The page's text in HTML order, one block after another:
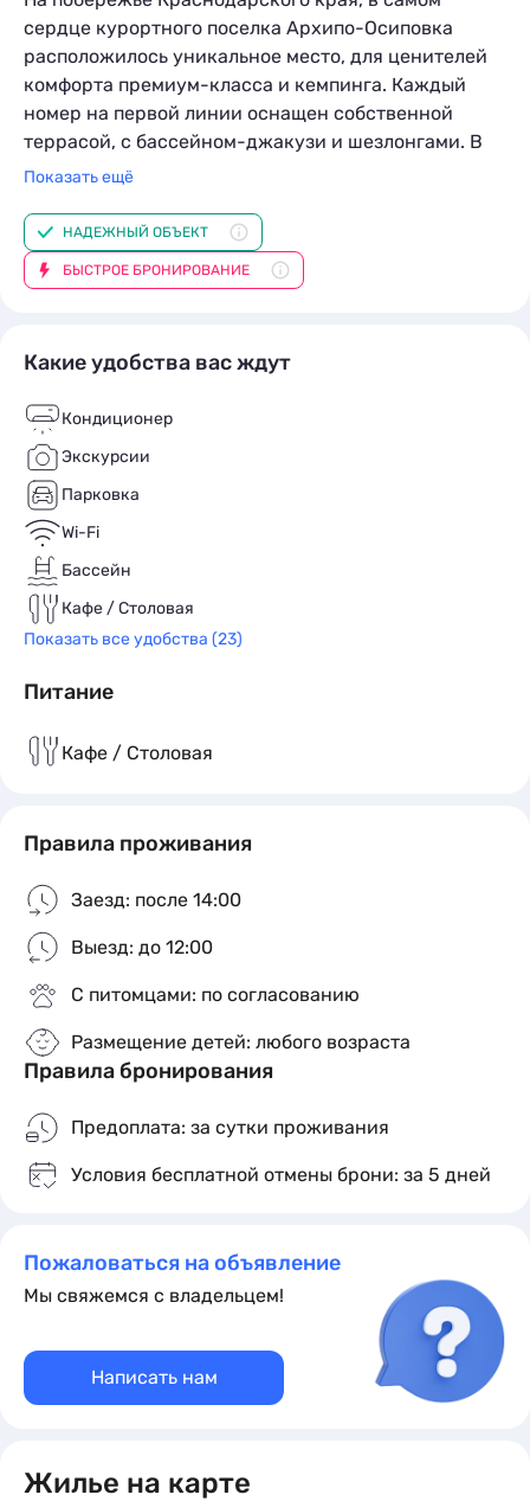
сердце курортного поселка Архипо-Осиповка
расположилось уникальное место, для ценителей
комфорта премиум-класса и кемпинга. Каждый
номер на первой линии оснащен собственной
террасой, с бассейном-джакузи и шезлонгами. В
них есть все необходимое для комфортного
бар, сейф, предметы личной гигиены, wi-fi, большая
удобная кровать размер «KING SIZE»
Показать ещё
НАДЕЖНЫЙ ОБЪЕКТ
БЫСТРОЕ БРОНИРОВАНИЕ
Какие удобства вас ждут
Кондиционер
Экскурсии
Парковка
Wi-Fi
Бассейн
Кафе / Столовая
Показать все удобства (23)
Питание
Кафе / Столовая
Правила проживания
Заезд: после 14:00
Выезд: до 12:00
С питомцами: по согласованию
Размещение детей: любого возраста
Правила бронирования
Предоплата: за сутки проживания
Условия бесплатной отмены брони: за 5 дней
Пожаловаться на объявление
Мы свяжемся с владельцем!
Написать нам
Жилье на карте